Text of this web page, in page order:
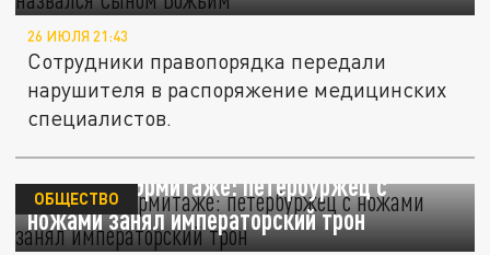
26 ИЮЛЯ 21:43
Сотрудники правопорядка передали
нарушителя в распоряжение медицинских
специалистов.
Скандал в Эрмитаже: петербуржец с
ножами занял императорский трон
ОБЩЕСТВО